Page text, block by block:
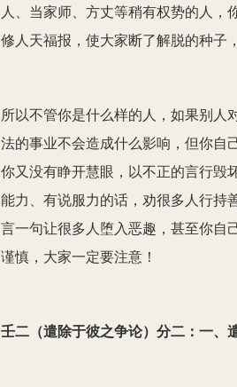
人、当家师、方丈等稍有权势的人
修人天福报，使大家断了解脱的种子
所以不管你是什么样的人，如果别人
法的事业不会造成什么影响，但你自
你又没有睁开慧眼，以不正的言行毁
能力、有说服力的话，劝很多人行持
言一句让很多人堕入恶趣，甚至你自
谨慎，大家一定要注意！
壬二（遣除于彼之争论）分二：一、